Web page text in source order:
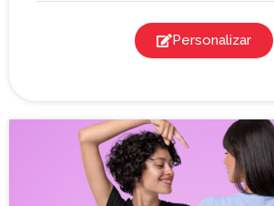
Personalizar